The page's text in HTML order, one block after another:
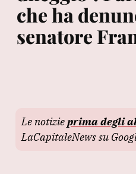
che ha
senatore
Le notizieprima degli
LaCapitaleNews su